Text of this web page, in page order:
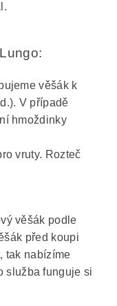
věšák k
V případě
hmoždinky
vruty. Rozteč
věšák podle
před koupi
tak nabízíme
služba funguje si